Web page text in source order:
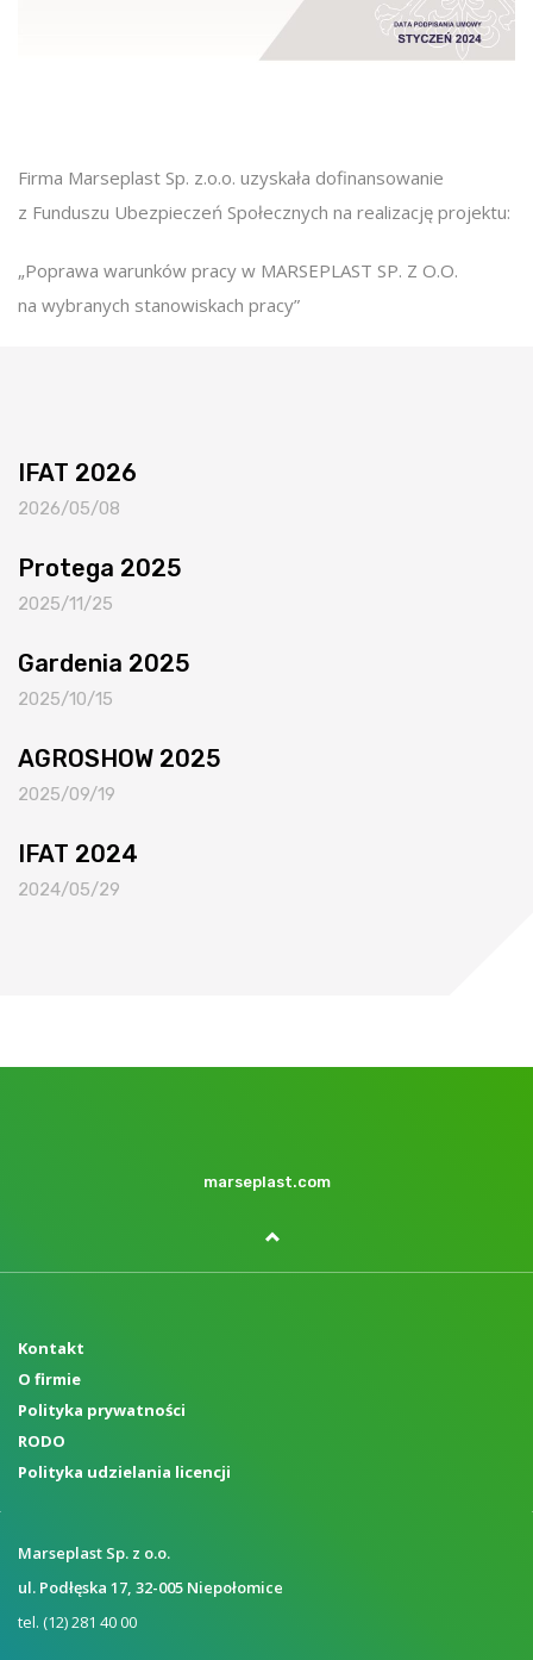
Firma Marseplast Sp. z.o.o. uzyskała dofinansowanie
z Funduszu Ubezpieczeń Społecznych na realizację projektu:
„Poprawa warunków pracy w MARSEPLAST SP. Z O.O.
na wybranych stanowiskach pracy”
IFAT 2026
2026/05/08
Protega 2025
2025/11/25
Gardenia 2025
2025/10/15
AGROSHOW 2025
2025/09/19
IFAT 2024
2024/05/29
marseplast.com
Kontakt
O firmie
Polityka prywatności
RODO
Polityka udzielania licencji
Marseplast Sp. z o.o.
ul. Podłęska 17, 32-005 Niepołomice
tel. (12) 281 40 00